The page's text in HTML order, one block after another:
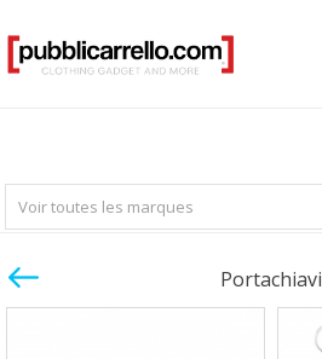
Voir toutes les marques
Portachiavi